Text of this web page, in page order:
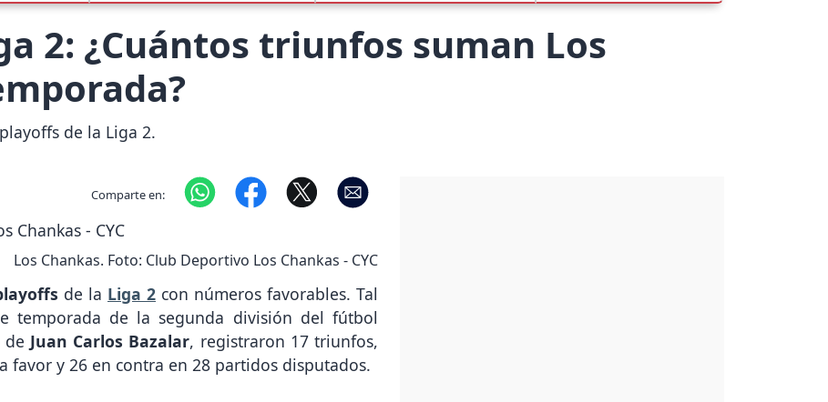
2: ¿Cuántos triunfos suman Los
de la Liga 2.
Comparte en:
Los Chankas. Foto: Club Deportivo Los Chankas - CYC
de la Liga 2 con números favorables. Tal
temporada de la segunda división del fútbol
de Juan Carlos Bazalar, registraron 17 triunfos,
favor y 26 en contra en 28 partidos disputados.